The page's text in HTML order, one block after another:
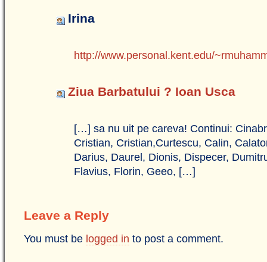
Irina
http://www.personal.kent.edu/
Ziua Barbatului ? Ioan Usca
[…] sa nu uit pe careva! Continui:
Cristian, Cristian,Curtescu, Calin,
Darius, Daurel, Dionis, Dispecer,
Flavius, Florin, Geeo, […]
Leave a Reply
You must be logged in to post a comment.